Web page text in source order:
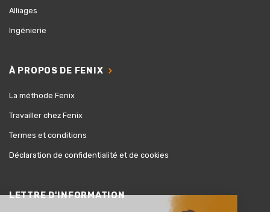
Alliages
Ingénierie
À PROPOS DE FENIX
La méthode Fenix
Travailler chez Fenix
Termes et conditions
Déclaration de confidentialité et de cookies
LETTRE D'INFORMATION